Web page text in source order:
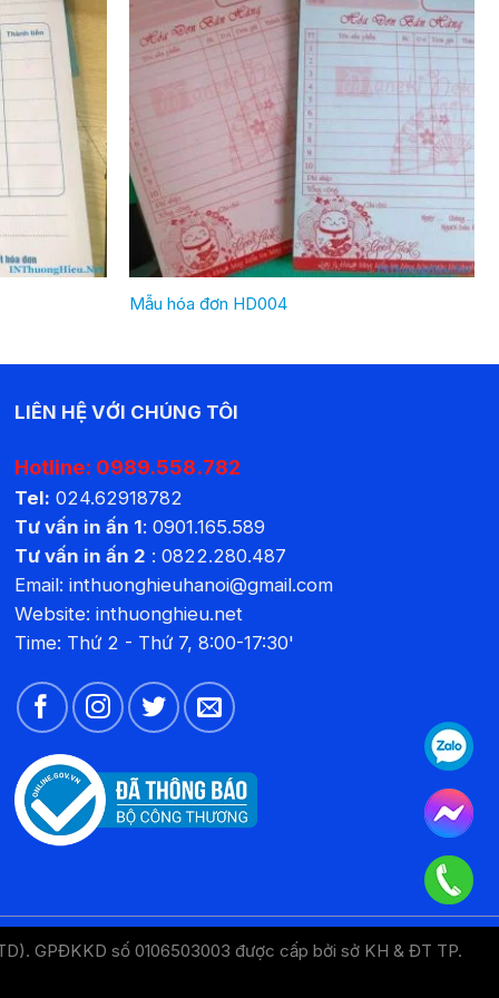
Mẫu hóa đơn HD004
LIÊN HỆ VỚI CHÚNG TÔI
Hotline: 0989.558.782
Tel: 024.62918782
Tư vấn in ấn 1: 0901.165.589
Tư vấn in ấn 2 : 0822.280.487
Email: inthuonghieuhanoi@gmail.com
Website: inthuonghieu.net
Time: Thứ 2 - Thứ 7, 8:00-17:30'
GPĐKKD số 0106503003 được cấp bởi sở KH & ĐT TP.